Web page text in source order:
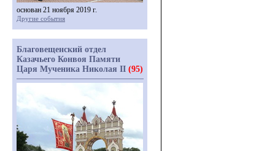
основан 21 ноября 2019 г.
Другие события
Благовещенский отдел
Казачьего Конвоя Памяти
Царя Мученика Николая II (95)